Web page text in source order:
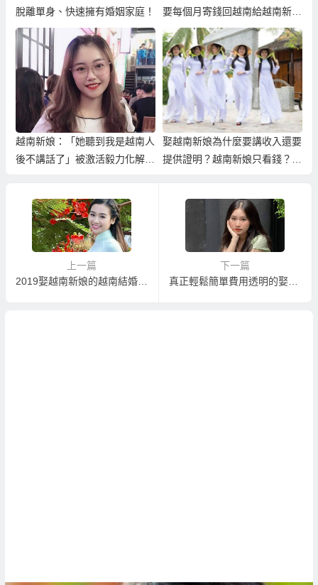
脫離單身、快速擁有婚姻家庭！
要每個月寄錢回越南給越南新娘
的父母？
越南新娘：「她聽到我是越南人
後不講話了」被激活毅力化解外
娶越南新娘為什麼要講收入還要
提供證明？越南新娘只看錢？會
上一篇
2019娶越南新娘的越南結婚代辦
下一篇
真正輕鬆簡單費用透明的娶到越南新娘